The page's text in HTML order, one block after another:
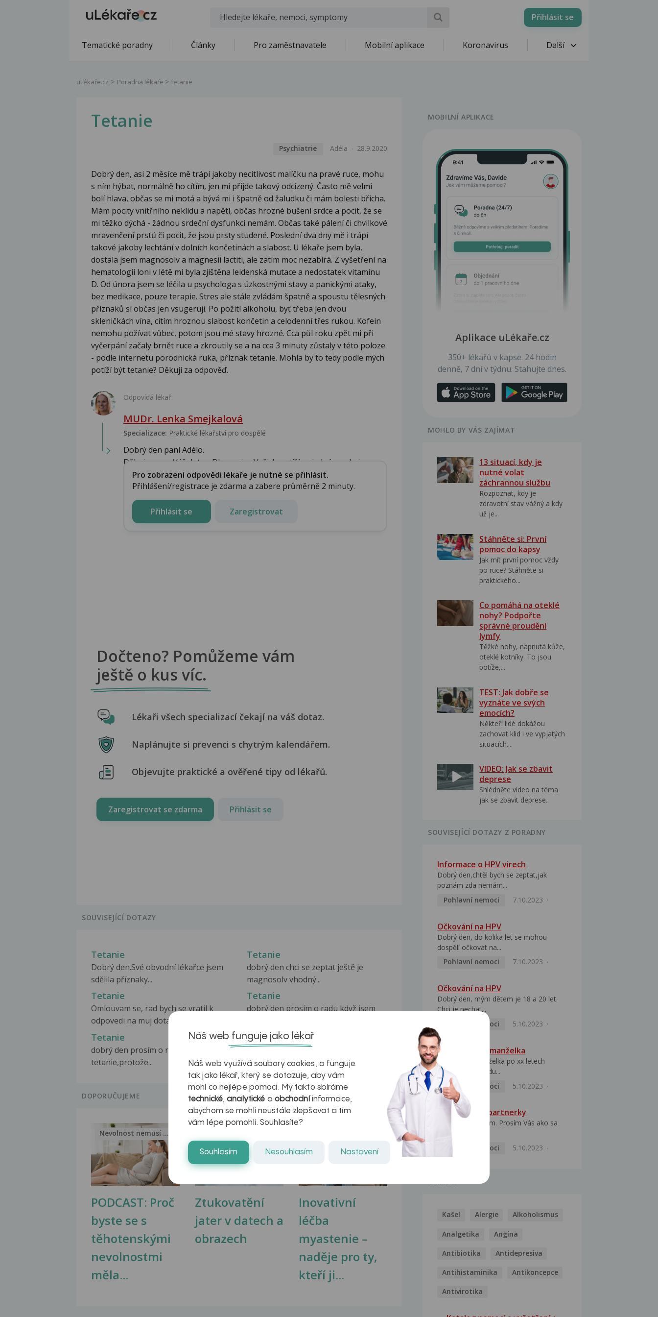
Přihlásit se
Tematické poradny Články Pro zaměstnavatele Mobilní aplikace Koronavirus Další
uLékaře.cz Poradna lékaře tetanie
Tetanie
Psychiatrie Adéla 28.9.2020
Dobrý den, asi 2 měsíce mě trápí jakoby necitlivost malíčku na pravé ruce, mohu
s ním hýbat, normálně ho cítím, jen mi přijde takový odcizený. Často mě velmi
bolí hlava, občas se mi motá a bývá mi i špatně od žaludku či mám bolesti břicha.
Mám pocity vnitřního neklidu a napětí, občas hrozné bušení srdce a pocit, že se
mi těžko dýchá - žádnou srdeční dysfunkci nemám. Občas také pálení či chvilkové
mravenčení prstů či pocit, že jsou prsty studené. Poslední dva dny mě i trápí
takové jakoby lechtání v dolních končetinách a slabost. U lékaře jsem byla,
dostala jsem magnosolv a magnesii lactiti, ale zatím moc nezabírá. Z vyšetření na
hematologii loni v létě mi byla zjištěna leidenská mutace a nedostatek vitamínu
D. Od února jsem se léčila u psychologa s úzkostnými stavy a panickými ataky,
bez medikace, pouze terapie. Stres ale stále zvládám špatně a spoustu tělesných
příznaků si občas jen vsugeruji. Po požití alkoholu, byť třeba jen dvou
skleničkách vína, cítím hroznou slabost končetin a celodenní třes rukou. Kofein
nemohu požívat vůbec, potom jsou mé stavy hrozné. Cca půl roku zpět mi při
vyčerpání začaly brnět ruce a zkroutily se a na cca 3 minuty zůstaly v této poloze
- podle internetu porodnická ruka, příznak tetanie. Mohla by to tedy podle mých
potíží být tetanie? Děkuji za odpověď.
Odpovídá lékař:
MUDr. Lenka Smejkalová
Specializace: Praktické lékařství pro dospělé
Dobrý den paní Adélo.
Děkujeme za Váš dotaz. Dle popisu Vašich potíží se jedná o velmi r...
Pro zobrazení odpovědi lékaře je nutné se přihlásit.
Přihlášení/registrace je zdarma a zabere průměrně 2 minuty.
Přihlásit se Zaregistrovat
Dočteno? Pomůžeme vám
ještě o kus víc.
Lékaři všech specializací čekají na váš dotaz.
Naplánujte si prevenci s chytrým kalendářem.
Objevujte praktické a ověřené tipy od lékařů.
Zaregistrovat se zdarma Přihlásit se
SOUVISEJÍCÍ DOTAZY
Tetanie
Dobrý den.Své obvodní lékařce jsem
sdělila příznaky...
Tetanie
dobrý den chci se zeptat ještě je
magnosolv vhodný...
Tetanie
Omlouvam se, rad bych se vratil k
odpovedi na muj dotaz...
Tetanie
dobrý den prosím o radu když jsem
Tetanie
dobrý den prosím o radu jak se pozná
tetanie,protože...
Tetanie
Dobrý den.Me obvodni lékařce jsem
popsala příznaky...
DOPORUČUJEME
PODCAST: Proč
byste se s
těhotenskými
nevolnostmi
měla...
Nevolnost nemusí být nutnou...
Ztukovatění
jater v datech a
obrazech
Inovativní
léčba
myastenie –
naděje pro ty,
kteří ji...
MOBILNÍ APLIKACE
Aplikace uLékaře.cz
350+ lékařů v kapse. 24 hodin
denně, 7 dní v týdnu. Stahujte dnes.
MOHLO BY VÁS ZAJÍMAT
13 situací, kdy je
nutné volat
záchrannou službu
Rozpoznat, kdy je
zdravotní stav vážný a kdy
už je...
Stáhněte si: První
pomoc do kapsy
Jak mít první pomoc vždy
po ruce? Stáhněte si
praktického...
Co pomáhá na oteklé
nohy? Podpořte
správné proudění
lymfy
Těžké nohy, napnutá kůže,
oteklé kotníky. To jsou
potíže,...
TEST: Jak dobře se
vyznáte ve svých
emocích?
Někteří lidé dokážou
zachovat klid i ve vypjatých
situacích....
VIDEO: Jak se zbavit
deprese
Shlédněte video na téma
jak se zbavit deprese..
SOUVISEJÍCÍ DOTAZY Z PORADNY
Informace o HPV virech
Dobrý den,chtěl bych se zeptat,jak
poznám zda nemám...
Pohlavní nemoci
7.10.2023
Očkování na HPV
Dobrý den, do kolika let se mohou
dospělí očkovat na...
Pohlavní nemoci
7.10.2023
Očkování na HPV
Dobrý den, mým dětem je 18 a 20 let.
Chci je nechat...
Pohlavní nemoci
5.10.2023
HPV pozitivní manželka
Dobrý den, manželka po xx letech
přivezla z Východu...
Pohlavní nemoci
5.10.2023
HPV typ 52 u partnerky
Dobrý deň prajem. Prosím Vás ako sa
Pohlavní nemoci
5.10.2023
NEMOCI
Kašel Alergie Alkoholismus
Analgetika Angína
Antibiotika Antidepresiva
Antihistaminika Antikoncepce
Antivirotika
Náš web funguje jako lékař
Náš web využívá soubory cookies, a funguje
tak jako lékař, který se dotazuje, aby vám
mohl co nejlépe pomoci. My takto sbíráme
technické,analytické a obchodníinformace,
abychom se mohli neustále zlepšovat a tím
vám lépe pomohli. Souhlasíte?
Souhlasím Nesouhlasím Nastavení